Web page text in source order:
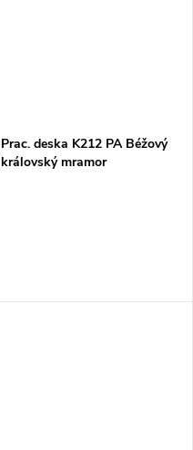
Prac. deska K212 PA Béžový
královský mramor